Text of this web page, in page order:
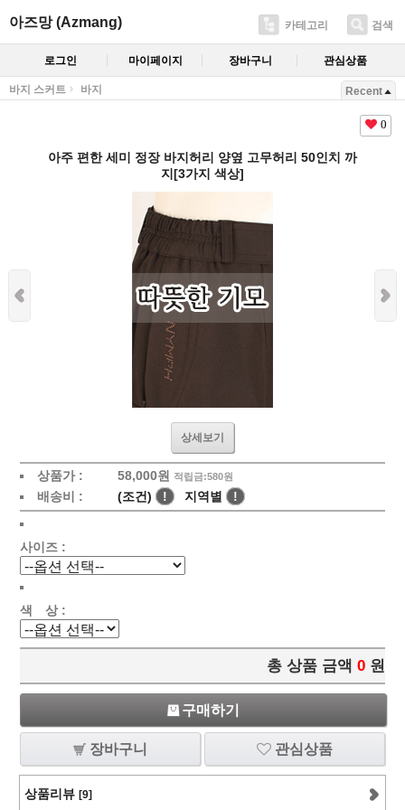
아즈망 (Azmang) 카테고리 검색
로그인 마이페이지 장바구니 관심상품
바지 스커트 바지 Recent
0
아주 편한 세미 정장 바지허리 양옆 고무허리 50인치 까
지[3가지 색상]
상세보기
상품가 : 58,000원 적립금:580원
배송비 : (조건) ! 지역별 !
사이즈 :
색 상 :
총 상품 금액 0 원
구매하기
장바구니 관심상품
상품리뷰 [9]